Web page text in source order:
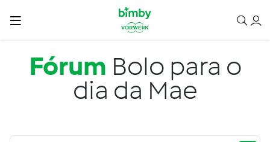
Passar para o conteúdo principal
Fórum Bolo para o
dia da Mae